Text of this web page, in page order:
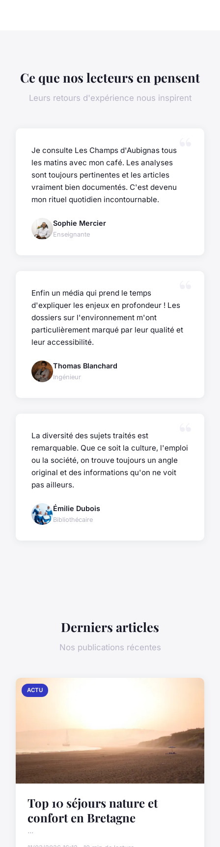
Ce que nos lecteurs en pensent
Leurs retours d'expérience nous inspirent
Je consulte Les Champs d'Aubignas tous
les matins avec mon café. Les analyses
sont toujours pertinentes et les articles
vraiment bien documentés. C'est devenu
mon rituel quotidien incontournable.
Sophie Mercier
Enseignante
Enfin un média qui prend le temps
d'expliquer les enjeux en profondeur ! Les
dossiers sur l'environnement m'ont
particulièrement marqué par leur qualité et
leur accessibilité.
Thomas Blanchard
Ingénieur
La diversité des sujets traités est
remarquable. Que ce soit la culture, l'emploi
ou la société, on trouve toujours un angle
original et des informations qu'on ne voit
pas ailleurs.
Émilie Dubois
Bibliothécaire
Derniers articles
Nos publications récentes
ACTU
Top 10 séjours nature et
confort en Bretagne
...